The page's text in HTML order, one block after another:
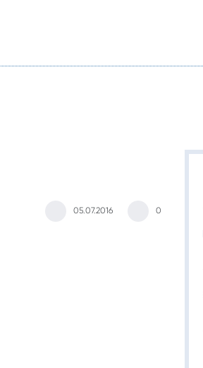
05.07.2016 0